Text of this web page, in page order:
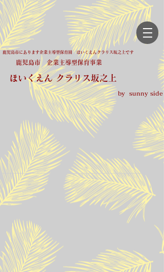
鹿児島市にあります企業主導型保育園 ほいくえんクラリス坂之上です
鹿児島市 企業主導型保育事業
ほいくえん クラリス坂之上
by sunny side